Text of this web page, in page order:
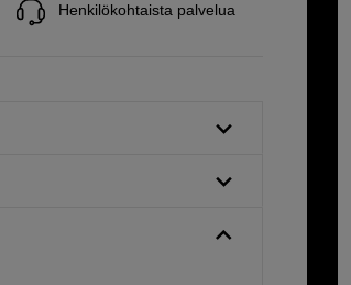
Henkilökohtaista palvelua